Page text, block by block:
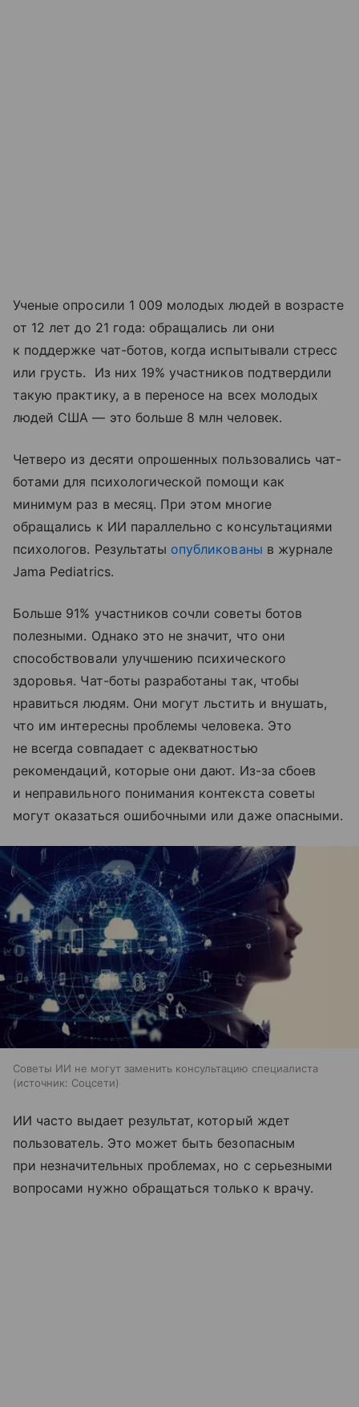
Ученые опросили 1 009 молодых людей в возрасте
от 12 лет до 21 года: обращались ли они
к поддержке чат-ботов, когда испытывали стресс
или грусть. Из них 19% участников подтвердили
такую практику, а в переносе на всех молодых
людей США — это больше 8 млн человек.
Четверо из десяти опрошенных пользовались чат-
ботами для психологической помощи как
минимум раз в месяц. При этом многие
обращались к ИИ параллельно с консультациями
психологов. Результаты опубликованы в журнале
Jama Pediatrics.
Больше 91% участников сочли советы ботов
полезными. Однако это не значит, что они
способствовали улучшению психического
здоровья. Чат-боты разработаны так, чтобы
нравиться людям. Они могут льстить и внушать,
что им интересны проблемы человека. Это
не всегда совпадает с адекватностью
рекомендаций, которые они дают. Из-за сбоев
и неправильного понимания контекста советы
могут оказаться ошибочными или даже опасными.
Советы ИИ не могут заменить консультацию специалиста
источник: Соцсети
ИИ часто выдает результат, который ждет
пользователь. Это может быть безопасным
при незначительных проблемах, но с серьезными
вопросами нужно обращаться только к врачу.